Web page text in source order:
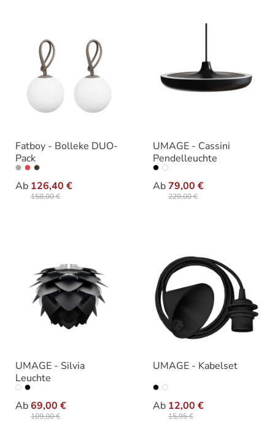
Fatboy - Bolleke DUO-
Pack
Ab 126,40 €
158,00 €
Ausführung
UMAGE - Cassini
Pendelleuchte
Ab79,00 €
229,00 €
Größe
UMAGE - Silvia
Leuchte
Ab69,00 €
109,00 €
Ausführung
UMAGE - Kabelset
Ab 12,00 €
15,95 €
Ausführung